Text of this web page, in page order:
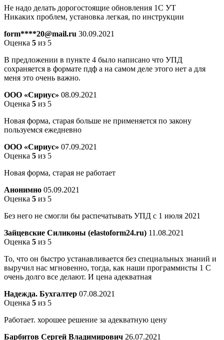
Не надо делать дорогостоящие обновления 1С УТ
Никаких проблем, установка легкая, по инструкции
form****20@mail.ru 30.09.2021
Оценка 5 из 5
В предложении в пункте 4 было написано что УПД
сохраняется в формате пдф а на самом деле этого нет а для
меня это очень важно.
ООО «Сириус» 08.09.2021
Оценка 5 из 5
Новая форма, старая больше не применяется по закону
пользуемся ежедневно
ООО «Сириус» 07.09.2021
Оценка 5 из 5
Новая форма, старая не работает
Анонимно 05.09.2021
Оценка 5 из 5
Без него не смогли бы распечатывать УПД с 1 июля 2021
Зайцевские Силиконы (elastoform24.ru) 11.08.2021
Оценка 5 из 5
То, что он быстро устанавливается без специальных знаний и
выручил нас мгновенно, тогда, как наши программисты 1 С
очень долго все делают. И цена адекватная
Надежда. Бухгалтер 07.08.2021
Оценка 5 из 5
Работает. хорошее решение за адекватную цену
Барбитов Сергей Владимирович 26.07.2021